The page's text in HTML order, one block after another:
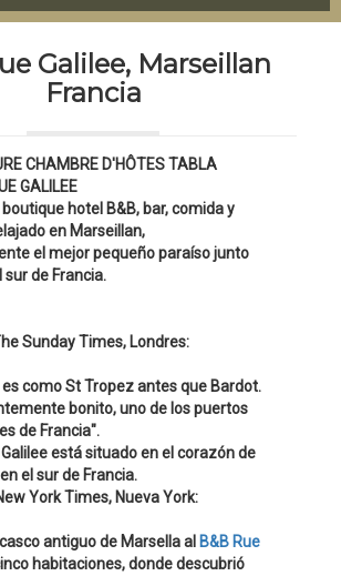
Galilee, Marseillan
Francia
CHAMBRE D'HÔTES TABLA
GALILEE
boutique hotel B&B, bar, comida y
en Marseillan,
el mejor pequeño paraíso junto
sur de Francia.
Sunday Times, Londres:
como St Tropez antes que Bardot.
bonito, uno de los puertos
de Francia".
Galilee está situado en el corazón de
el sur de Francia.
York Times, Nueva York:
antiguo de Marsella al B&B Rue
habitaciones, donde descubrió